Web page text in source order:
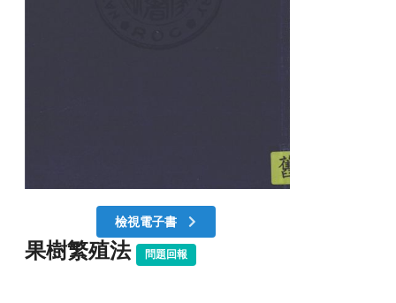
檢視電子書
果樹繁殖法 問題回報